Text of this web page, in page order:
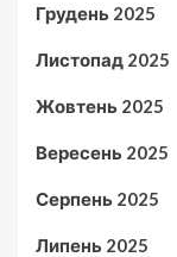
Грудень 2025
Листопад 2025
Жовтень 2025
Вересень 2025
Серпень 2025
Липень 2025